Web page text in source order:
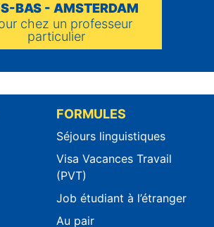
BAS - AMSTERDAM
chez un professeur
particulier
FORMULES
Séjours linguistiques
Visa Vacances Travail
(PVT)
Job étudiant à l’étranger
Au pair